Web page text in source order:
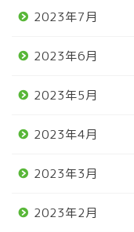
2023年7月
2023年6月
2023年5月
2023年4月
2023年3月
2023年2月